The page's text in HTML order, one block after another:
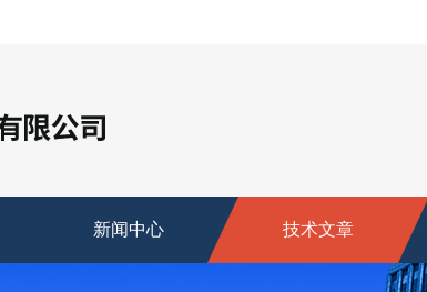
新闻中心 技术文章